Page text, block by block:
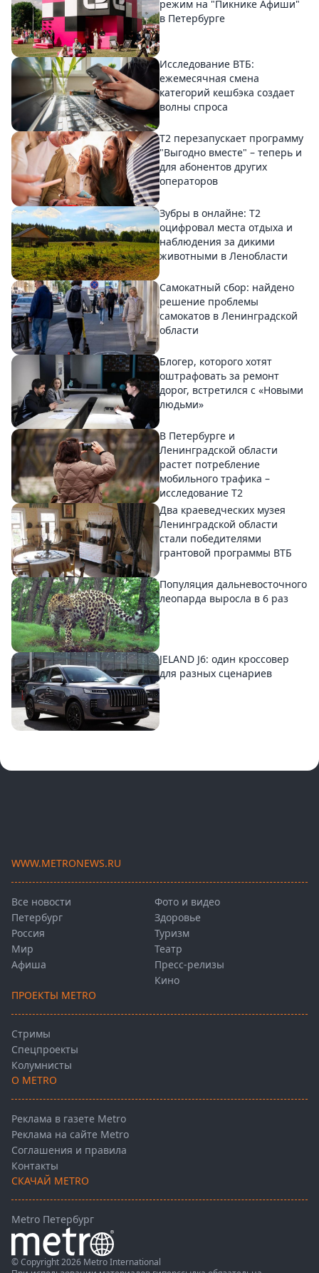
режим на "Пикнике Афиши"
в Петербурге
Исследование ВТБ:
ежемесячная смена
категорий кешбэка создает
волны спроса
Т2 перезапускает программу
"Выгодно вместе" – теперь и
для абонентов других
операторов
Зубры в онлайне: Т2
оцифровал места отдыха и
наблюдения за дикими
животными в Ленобласти
Самокатный сбор: найдено
решение проблемы
самокатов в Ленинградской
области
Блогер, которого хотят
оштрафовать за ремонт
дорог, встретился с «Новыми
людьми»
В Петербурге и
Ленинградской области
растет потребление
мобильного трафика –
исследование T2
Два краеведческих музея
Ленинградской области
стали победителями
грантовой программы ВТБ
Популяция дальневосточного
леопарда выросла в 6 раз
JELAND J6: один кроссовер
для разных сценариев
WWW.METRONEWS.RU
Все новости
Петербург
Россия
Мир
Афиша
Фото и видео
Здоровье
Туризм
Театр
Пресс-релизы
Кино
ПРОЕКТЫ METRO
Стримы
Спецпроекты
Колумнисты
О METRO
Реклама в газете Metro
Реклама на сайте Metro
Соглашения и правила
Контакты
СКАЧАЙ METRO
Metro Петербург
© Copyright 2026 Metro International